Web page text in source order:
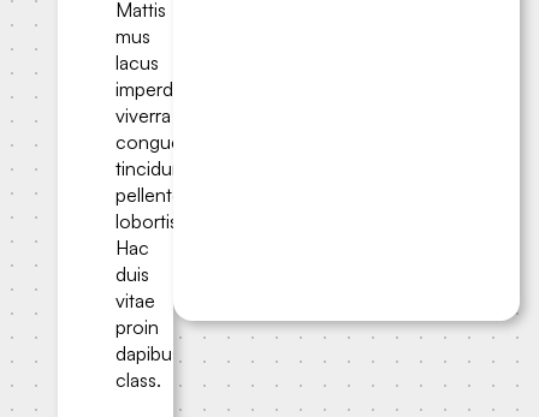
Mattis
mus
lacus
imperdiet
viverra
congue
tincidunt;
pellentesque
lobortis.
Hac
duis
vitae
proin
dapibus
class.